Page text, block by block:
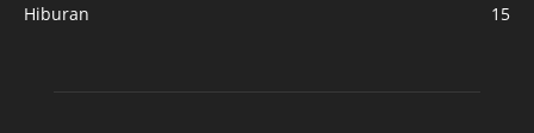
Hiburan
15